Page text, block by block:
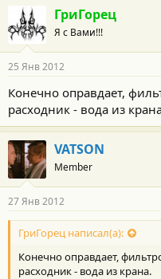
ГриГорец
Я с Вами!!!
25 Янв 2012
Конечно оправдает,
расходник - вода из
VATSON
Member
27 Янв 2012
ГриГорец написал(а):
Конечно оправдает,
расходник - вода из крана.